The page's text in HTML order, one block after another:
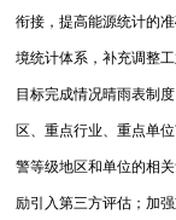
衔接，提高能源统计的
境统计体系，补充调整
目标完成情况晴雨表制
区、重点行业、重点单
警等级地区和单位的相
励引入第三方评估；加